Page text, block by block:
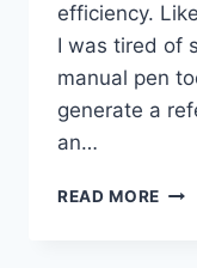
efficiency.
I was tired of
manual pen
generate a
an…
READ MORE THE